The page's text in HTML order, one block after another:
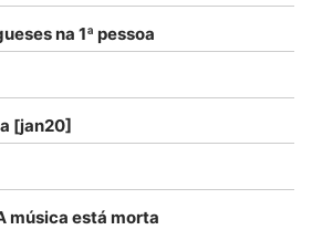
na 1ª pessoa
[jan20]
música está morta